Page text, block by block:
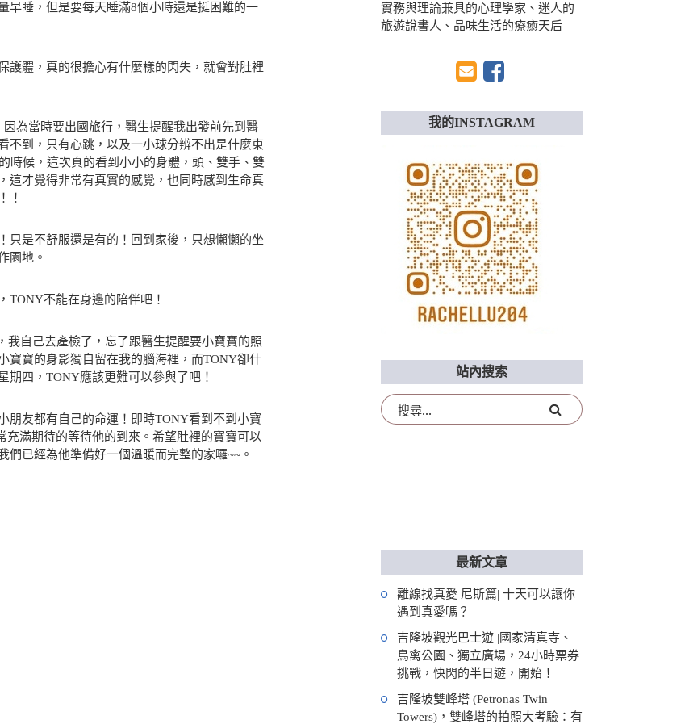
早睡，但是要每天睡滿8個小時還是挺困難的一
護體，真的很擔心有什麼樣的閃失，就會對肚裡
為當時要出國旅行，醫生提醒我出發前先到醫
不到，只有心跳，以及一小球分辨不出是什麼東
時候，這次真的看到小小的身體，頭、雙手、雙
這才覺得非常有真實的感覺，也同時感到生命真
！
只是不舒服還是有的！回到家後，只想懶懶的坐
園地。
TONY不能在身邊的陪伴吧！
我自己去產檢了，忘了跟醫生提醒要小寶寶的照
寶寶的身影獨自留在我的腦海裡，而TONY卻什
期四，TONY應該更難可以參與了吧！
朋友都有自己的命運！即時TONY看到不到小寶
滿期待的等待他的到來。希望肚裡的寶寶可以
已經為他準備好一個溫暖而完整的家囉~~。
實務與理論兼具的心理學家、迷人的
旅遊說書人、品味生活的療癒天后
我的INSTAGRAM
站內搜索
最新文章
離線找真愛 尼斯篇| 十天可以讓你
遇到真愛嗎？
吉隆坡觀光巴士遊 |國家清真寺、
鳥禽公園、獨立廣場，24小時票券
挑戰，快閃的半日遊，開始！
吉隆坡雙峰塔 (Petronas Twin
Towers)，雙峰塔的拍照大考驗：有